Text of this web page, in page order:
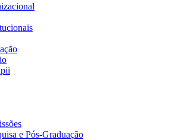
e Pós-Graduação